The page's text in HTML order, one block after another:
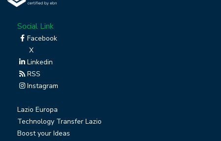
Social Link
Facebook
X
Linkedin
RSS
Instagram
Lazio Europa
Technology Transfer Lazio
Boost your Ideas